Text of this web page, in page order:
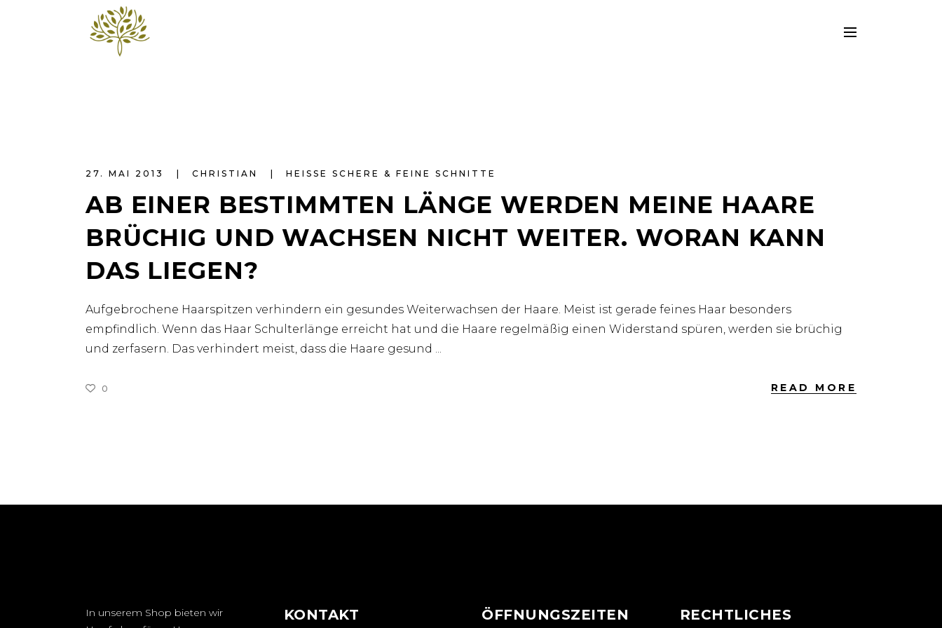
27. MAI 2013 CHRISTIAN HEISSE SCHERE & FEINE SCHNITTE
AB EINER BESTIMMTEN LÄNGE WERDEN MEINE HAARE
BRÜCHIG UND WACHSEN NICHT WEITER. WORAN KANN
DAS LIEGEN?
Aufgebrochene Haarspitzen verhindern ein gesundes Weiterwachsen der Haare. Meist ist gerade feines Haar besonders
empfindlich. Wenn das Haar Schulterlänge erreicht hat und die Haare regelmäßig einen Widerstand spüren, werden sie brüchig
und zerfasern. Das verhindert meist, dass die Haare gesund
0 READ MORE
In unserem Shop bieten wir
KONTAKT ÖFFNUNGSZEITEN RECHTLICHES